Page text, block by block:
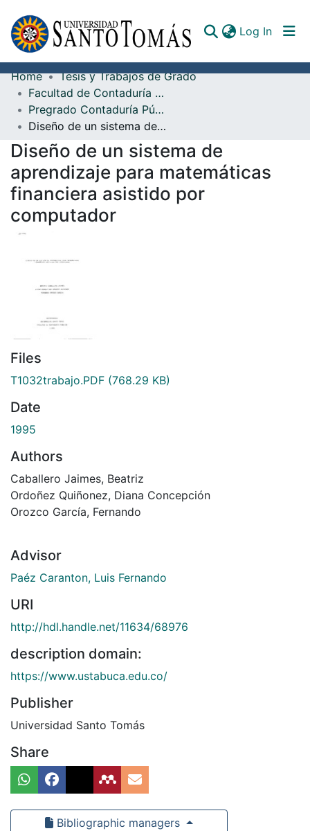
Log In
Communities & Collections
All of DSpace
Documents
Home
Tesis y Trabajos de Grado
Facultad de Contaduría Pública
Pregrado Contaduría Pública
Diseño de un sistema de aprendizaje para matemáticas financiera asistido por computador
Diseño de un sistema de
aprendizaje para matemáticas
financiera asistido por
computador
Files
T1032trabajo.PDF (768.29 KB)
Date
1995
Authors
Caballero Jaimes, Beatriz
Ordoñez Quiñonez, Diana Concepción
Orozco García, Fernando
Advisor
Paéz Caranton, Luis Fernando
URI
http://hdl.handle.net/11634/68976
description domain:
https://www.ustabuca.edu.co/
Publisher
Universidad Santo Tomás
Share
Bibliographic managers